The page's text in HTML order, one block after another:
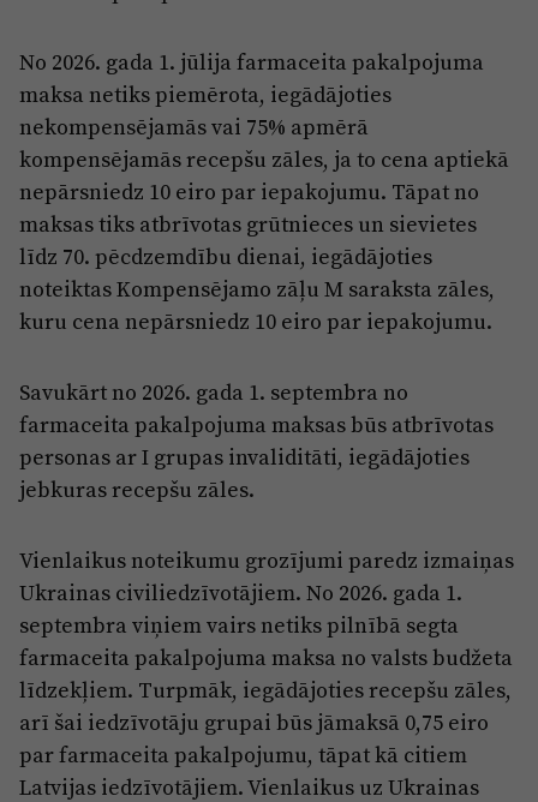
Sludinājumi
No 2026. gada 1. jūlija farmaceita pakalpojuma
maksa netiks piemērota, iegādājoties
nekompensējamās vai 75% apmērā
kompensējamās recepšu zāles, ja to cena aptiekā
nepārsniedz 10 eiro par iepakojumu. Tāpat no
maksas tiks atbrīvotas grūtnieces un sievietes
līdz 70. pēcdzemdību dienai, iegādājoties
noteiktas Kompensējamo zāļu M saraksta zāles,
kuru cena nepārsniedz 10 eiro par iepakojumu.
Savukārt no 2026. gada 1. septembra no
farmaceita pakalpojuma maksas būs atbrīvotas
personas ar I grupas invaliditāti, iegādājoties
jebkuras recepšu zāles.
Vienlaikus noteikumu grozījumi paredz izmaiņas
Ukrainas civiliedzīvotājiem. No 2026. gada 1.
septembra viņiem vairs netiks pilnībā segta
farmaceita pakalpojuma maksa no valsts budžeta
līdzekļiem. Turpmāk, iegādājoties recepšu zāles,
arī šai iedzīvotāju grupai būs jāmaksā 0,75 eiro
par farmaceita pakalpojumu, tāpat kā citiem
Latvijas iedzīvotājiem. Vienlaikus uz Ukrainas